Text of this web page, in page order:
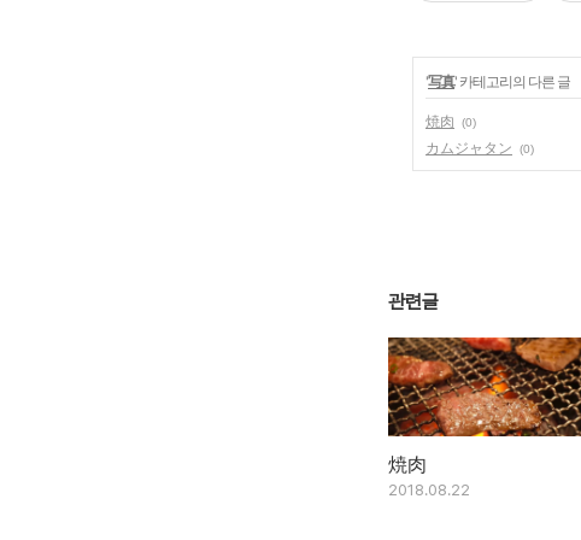
'写真' 카테고리의 다른 글
焼肉 (0)
カムジャタン (0)
관련글
焼肉
2018.08.22